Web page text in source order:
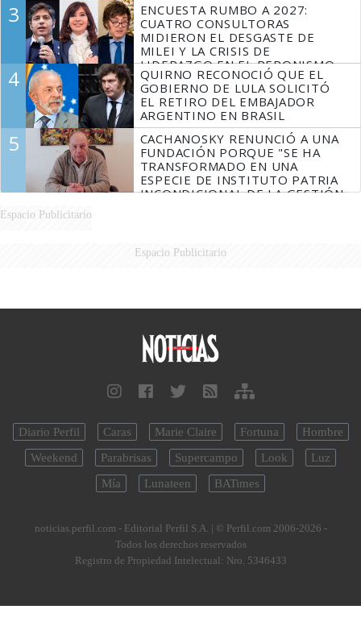
3
ENCUESTA RUMBO A 2027:
CUATRO CONSULTORAS
MIDIERON EL DESGASTE DE
MILEI Y LA CRISIS DE
LIDERAZGO EN EL PERONISMO
4
QUIRNO RECONOCIÓ QUE EL
GOBIERNO DE LULA SOLICITÓ
EL RETIRO DEL EMBAJADOR
ARGENTINO EN BRASIL
5
CACHANOSKY RENUNCIÓ A UNA
FUNDACIÓN PORQUE "SE HA
TRANSFORMADO EN UNA
ESPECIE DE INSTITUTO PATRIA
INCONDICIONAL DE LA GESTIÓN
Espacio Publicitario
Espacio Publicitario
Diario Perfil Caras Marie Claire Fortuna
Hombre
Weekend
Parabrisas Supercampo Look
Luz
Mía
Lunateen BATimes
noticias.perfil.com - Editorial Perfil S.A. | © Perfil.com 2006-2026 -
Todos los derechos reservados
Registro de Propiedad Intelectual: Nro. 5346433